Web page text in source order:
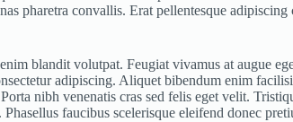
pharetra convallis. Erat pellentesque
blandit volutpat. Feugiat vivamus at augue
adipiscing. Aliquet bibendum enim
nibh venenatis cras sed felis eget velit.
faucibus scelerisque eleifend donec